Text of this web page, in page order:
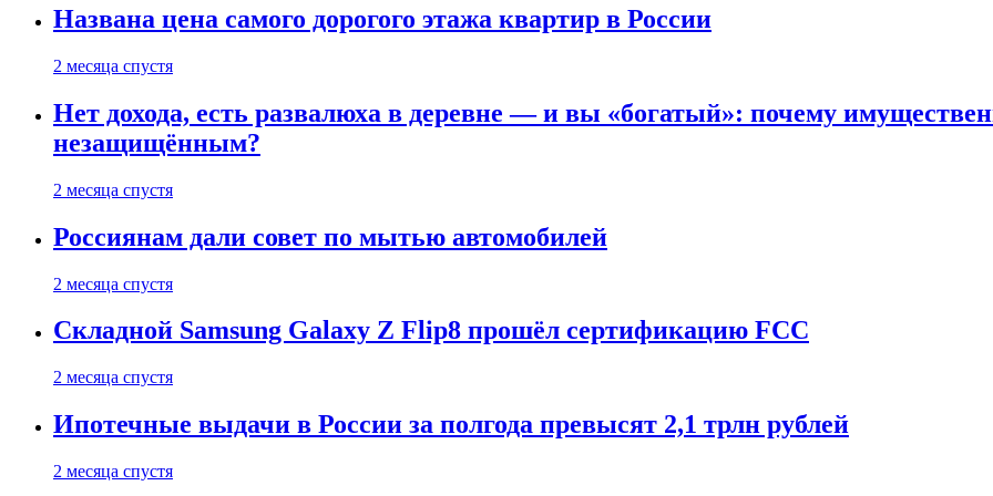
Названа цена самого дорогого этажа квартир в России
2 месяца спустя
Нет дохода, есть развалюха в деревне — и вы «богатый»: почему
незащищённым?
2 месяца спустя
Россиянам дали совет по мытью автомобилей
2 месяца спустя
Складной Samsung Galaxy Z Flip8 прошёл сертификацию FCC
2 месяца спустя
Ипотечные выдачи в России за полгода превысят 2,1 трлн рублей
2 месяца спустя